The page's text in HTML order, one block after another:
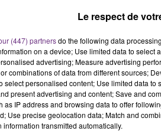
LA
C'était l'une
fermer ses
Le respect de
(447) partnersdo the following data
on a device; Use limited data to
advertising; Measure advertising
combinations of data from different sources;
select personalised content; Use limited data to
present advertising and content; Save and
as IP address and browsing data to offer
Use precise geolocation data; Match and
information transmitted automatically.